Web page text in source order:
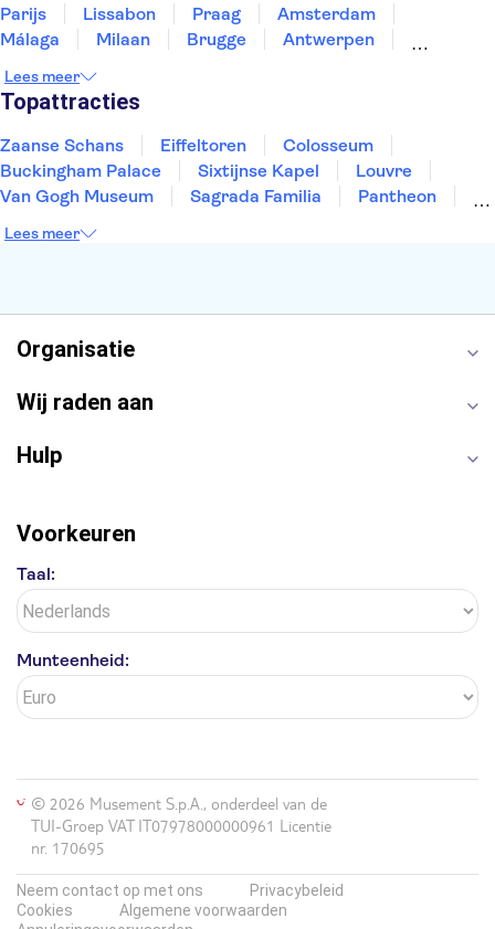
Parijs
Lissabon Praag
Amsterdam
Málaga
Milaan Brugge
Antwerpen
Eindhoven
Lees meer
Topattracties
Zaanse Schans Eiffeltoren
Colosseum
Buckingham Palace
Sixtijnse Kapel
Louvre
Van Gogh Museum
Sagrada Familia
Pantheon
Keukenhof
Lees meer
Organisatie
Wij raden aan
Hulp
Voorkeuren
Taal:
Munteenheid:
© 2026 Musement S.p.A., onderdeel van de
TUI-Groep VAT IT07978000000961 Licentie
nr. 170695
Neem contact op met ons
Privacybeleid
Cookies
Algemene voorwaarden